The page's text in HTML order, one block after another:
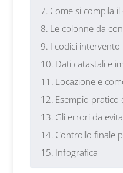
Come si compila
Le colonne da
I codici intervento
Dati catastali e
Locazione e
Esempio pratico
Gli errori da
Controllo finale
Infografica